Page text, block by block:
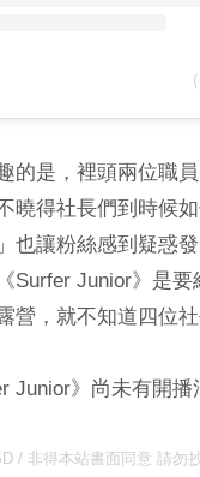
的是，裡頭兩位職
曉得社長們到時候
」也讓粉絲感到疑惑
Surfer Junior》是
營，就不知道四位
Junior》尚未有開
/ 非得本站書面同意 請勿